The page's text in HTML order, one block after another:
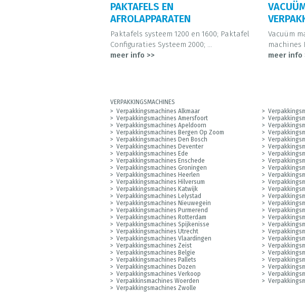
PAKTAFELS EN
AFROLAPPARATEN
Paktafels systeem 1200 en 1600; Paktafel
Configuraties Systeem 2000; ...
meer info >>
Vacuüm
machines
meer info
VERPAKKINGSMACHINES
Verpakkingsmachines Alkmaar
Verpakkingsmachines Amersfoort
Verpakkingsmachines Apeldoorn
Verpakkingsmachines Bergen Op Zoom
Verpakkingsmachines Den Bosch
Verpakkingsmachines Deventer
Verpakkingsmachines Ede
Verpakkingsmachines Enschede
Verpakkingsmachines Groningen
Verpakkingsmachines Heerlen
Verpakkingsmachines Hilversum
Verpakkingsmachines Katwijk
Verpakkingsmachines Lelystad
Verpakkingsmachines Nieuwegein
Verpakkingsmachines Purmerend
Verpakkingsmachines Rotterdam
Verpakkingsmachines Spijkenisse
Verpakkingsmachines Utrecht
Verpakkingsmachines Vlaardingen
Verpakkingsmachines Zeist
Verpakkingsmachines Belgie
Verpakkingsmachines Pallets
Verpakkingsmachines Dozen
Verpakkingsmachines Verkoop
Verpakkinsmachines Woerden
Verpakkingsmachines Zwolle